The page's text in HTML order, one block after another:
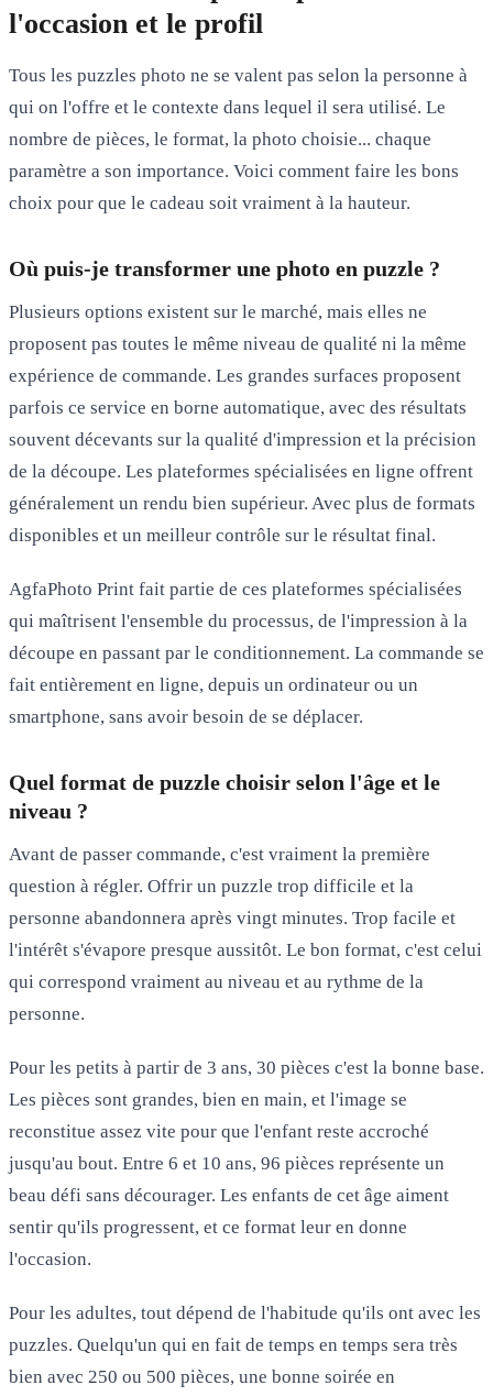
l'occasion et le profil
Tous les puzzles photo ne se valent pas selon la personne à
qui on l'offre et le contexte dans lequel il sera utilisé. Le
nombre de pièces, le format, la photo choisie... chaque
paramètre a son importance. Voici comment faire les bons
choix pour que le cadeau soit vraiment à la hauteur.
Où puis-je transformer une photo en puzzle ?
Plusieurs options existent sur le marché, mais elles ne
proposent pas toutes le même niveau de qualité ni la même
expérience de commande. Les grandes surfaces proposent
parfois ce service en borne automatique, avec des résultats
souvent décevants sur la qualité d'impression et la précision
de la découpe. Les plateformes spécialisées en ligne offrent
généralement un rendu bien supérieur. Avec plus de formats
disponibles et un meilleur contrôle sur le résultat final.
AgfaPhoto Print fait partie de ces plateformes spécialisées
qui maîtrisent l'ensemble du processus, de l'impression à la
découpe en passant par le conditionnement. La commande se
fait entièrement en ligne, depuis un ordinateur ou un
smartphone, sans avoir besoin de se déplacer.
Quel format de puzzle choisir selon l'âge et le
niveau ?
Avant de passer commande, c'est vraiment la première
question à régler. Offrir un puzzle trop difficile et la
personne abandonnera après vingt minutes. Trop facile et
l'intérêt s'évapore presque aussitôt. Le bon format, c'est celui
qui correspond vraiment au niveau et au rythme de la
personne.
Pour les petits à partir de 3 ans, 30 pièces c'est la bonne base.
Les pièces sont grandes, bien en main, et l'image se
reconstitue assez vite pour que l'enfant reste accroché
jusqu'au bout. Entre 6 et 10 ans, 96 pièces représente un
beau défi sans décourager. Les enfants de cet âge aiment
sentir qu'ils progressent, et ce format leur en donne
l'occasion.
Pour les adultes, tout dépend de l'habitude qu'ils ont avec les
puzzles. Quelqu'un qui en fait de temps en temps sera très
bien avec 250 ou 500 pièces, une bonne soirée en